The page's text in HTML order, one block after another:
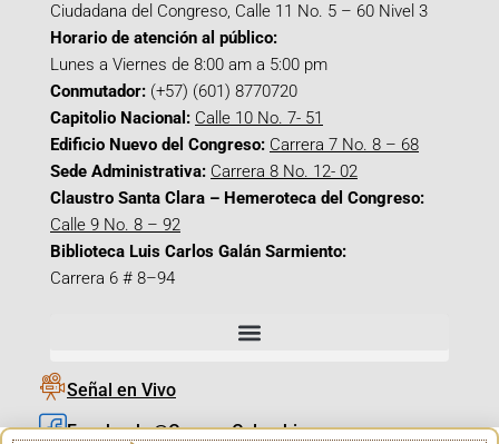
Ciudadana del Congreso, Calle 11 No. 5 – 60 Nivel 3
Horario de atención al público:
Lunes a Viernes de 8:00 am a 5:00 pm
Conmutador: (+57) (601) 8770720
Capitolio Nacional: Calle 10 No. 7- 51
Edificio Nuevo del Congreso: Carrera 7 No. 8 – 68
Sede Administrativa: Carrera 8 No. 12- 02
Claustro Santa Clara – Hemeroteca del Congreso:
Calle 9 No. 8 – 92
Biblioteca Luis Carlos Galán Sarmiento:
Carrera 6 # 8–94
Señal en Vivo
Facebook_@CamaraColombia